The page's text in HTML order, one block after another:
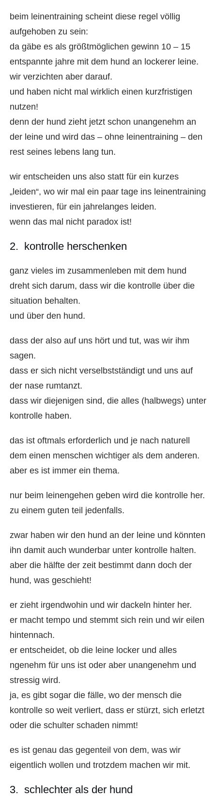
beim leinentraining scheint diese regel völlig
aufgehoben zu sein:
da gäbe es als größtmöglichen gewinn 10 – 15
entspannte jahre mit dem hund an lockerer leine.
wir verzichten aber darauf.
und haben nicht mal wirklich einen kurzfristigen
nutzen!
denn der hund zieht jetzt schon unangenehm an
der leine und wird das – ohne leinentraining – den
rest seines lebens lang tun.
wir entscheiden uns also statt für ein kurzes
„leiden“, wo wir mal ein paar tage ins leinentraining
investieren, für ein jahrelanges leiden.
wenn das mal nicht paradox ist!
2. kontrolle herschenken
ganz vieles im zusammenleben mit dem hund
dreht sich darum, dass wir die kontrolle über die
situation behalten.
und über den hund.
dass der also auf uns hört und tut, was wir ihm
sagen.
dass er sich nicht verselbstständigt und uns auf
der nase rumtanzt.
dass wir diejenigen sind, die alles (halbwegs) unter
kontrolle haben.
das ist oftmals erforderlich und je nach naturell
dem einen menschen wichtiger als dem anderen.
aber es ist immer ein thema.
nur beim leinengehen geben wird die kontrolle her.
zu einem guten teil jedenfalls.
zwar haben wir den hund an der leine und könnten
ihn damit auch wunderbar unter kontrolle halten.
aber die hälfte der zeit bestimmt dann doch der
hund, was geschieht!
er zieht irgendwohin und wir dackeln hinter her.
er macht tempo und stemmt sich rein und wir eilen
hintennach.
er entscheidet, ob die leine locker und alles
ngenehm für uns ist oder aber unangenehm und
stressig wird.
ja, es gibt sogar die fälle, wo der mensch die
kontrolle so weit verliert, dass er stürzt, sich erletzt
oder die schulter schaden nimmt!
es ist genau das gegenteil von dem, was wir
eigentlich wollen und trotzdem machen wir mit.
3. schlechter als der hund